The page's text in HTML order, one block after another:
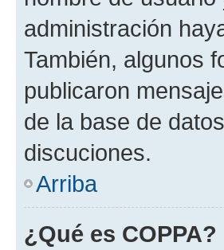
administración
También, algunos
publicaron
de la base de
discuciones.
Arriba
¿Qué es COPPA?